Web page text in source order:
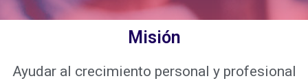
Misión
Ayudar al crecimiento personal y profesional